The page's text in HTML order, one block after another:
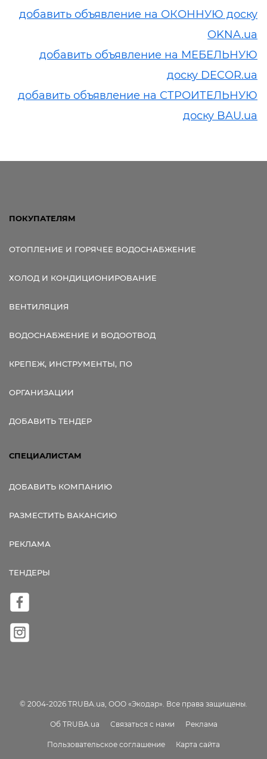
добавить объявление на ОКОННУЮ доску
OKNA.ua
добавить объявление на МЕБЕЛЬНУЮ
доску DECOR.ua
добавить объявление на СТРОИТЕЛЬНУЮ
доску BAU.ua
ПОКУПАТЕЛЯМ
ОТОПЛЕНИЕ И ГОРЯЧЕЕ ВОДОСНАБЖЕНИЕ
ХОЛОД И КОНДИЦИОНИРОВАНИЕ
ВЕНТИЛЯЦИЯ
ВОДОСНАБЖЕНИЕ И ВОДООТВОД
КРЕПЕЖ, ИНСТРУМЕНТЫ, ПО
ОРГАНИЗАЦИИ
ДОБАВИТЬ ТЕНДЕР
СПЕЦИАЛИСТАМ
ДОБАВИТЬ КОМПАНИЮ
РАЗМЕСТИТЬ ВАКАНСИЮ
РЕКЛАМА
ТЕНДЕРЫ
© 2004-2026 TRUBA.ua, ООО «Экодар». Все права защищены.
Об TRUBA.ua Связаться с нами Реклама
Пользовательское соглашение Карта сайта